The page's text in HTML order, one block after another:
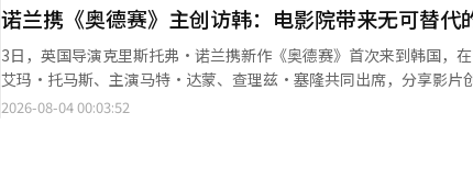
他们在家宴上见过面。 随后，彼得说：“我是彼得。”并伸出手握手，内德在无意识中自然地做出了他们过去独有的
拳头碰拳头的动作。接着，他似乎瞬间想起了什么，呼唤了彼得的名字，营造出意
了三种主要解读。 第一种是，虽然记忆尚未完全恢复，但内德直觉上意识到彼得是蜘蛛侠。因为他曾听MJ提到过蜘
蛛侠的本名是彼得，过去与蜘蛛侠的经历在潜意识中留下了痕迹。这一解读目前
魔法血统有关的假设。在《无路可归》中，内德提到“奶奶说我们家
以及毕业后的就业和安置上。 实际上，世界青少年首次体验韩国，并将自己的兴趣和未来与韩国联系起来的大学入学
前阶段的准备并不充分。我们错过了全球人才吸引的“前端”。 美国和欧洲的主要大学早已利用暑假和寒假开展针对
青少年的预科大学（为中高学生提供的大学预备和职业探索课程）和
生活，与来自世界各国的同龄人交流，探索自己的专业和职业。大学
际知名度，国家则可以建立长期的全球人才网络。 我通过中南美家长的请求具体确认了这一空白。他们表示，北美和
诺兰携《奥德赛》主创访韩：电影院带来无可替代
3日，英国导演克里斯托弗·诺兰携新作《奥德赛》首次来到韩国，
艾玛·托马斯、主演马特·达蒙、查理兹·塞隆共同出席，分享影片
系。 这是诺兰职业生涯首次来到韩国。他透露，两天前抵达首尔后，已经沿着汉江散步，还品尝了韩国颇具人气的盐
2026-08-04 00:03:52